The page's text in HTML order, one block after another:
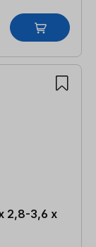
2,8-3,6 x